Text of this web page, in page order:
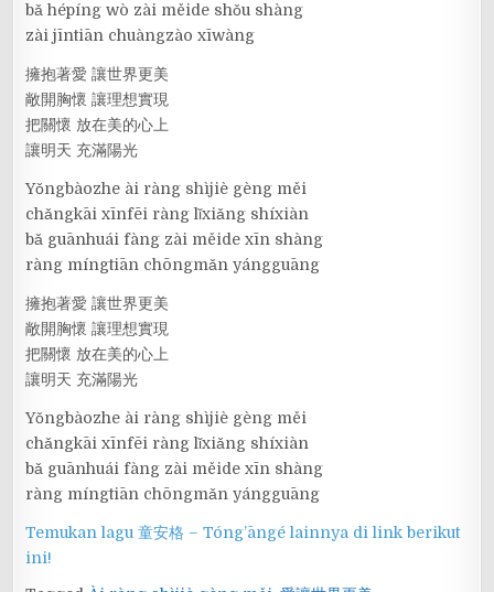
bǎ hépíng wò zài měide shǒu shàng
zài jīntiān chuàngzào xīwàng
擁抱著愛 讓世界更美
敞開胸懷 讓理想實現
把關懷 放在美的心上
讓明天 充滿陽光
Yǒngbàozhe ài ràng shìjiè gèng měi
chǎngkāi xīnfēi ràng lǐxiǎng shíxiàn
bǎ guānhuái fàng zài měide xīn shàng
ràng míngtiān chōngmǎn yángguāng
擁抱著愛 讓世界更美
敞開胸懷 讓理想實現
把關懷 放在美的心上
讓明天 充滿陽光
Yǒngbàozhe ài ràng shìjiè gèng měi
chǎngkāi xīnfēi ràng lǐxiǎng shíxiàn
bǎ guānhuái fàng zài měide xīn shàng
ràng míngtiān chōngmǎn yángguāng
Temukan lagu 童安格 – Tóng’āngé lainnya di link berikut
ini!